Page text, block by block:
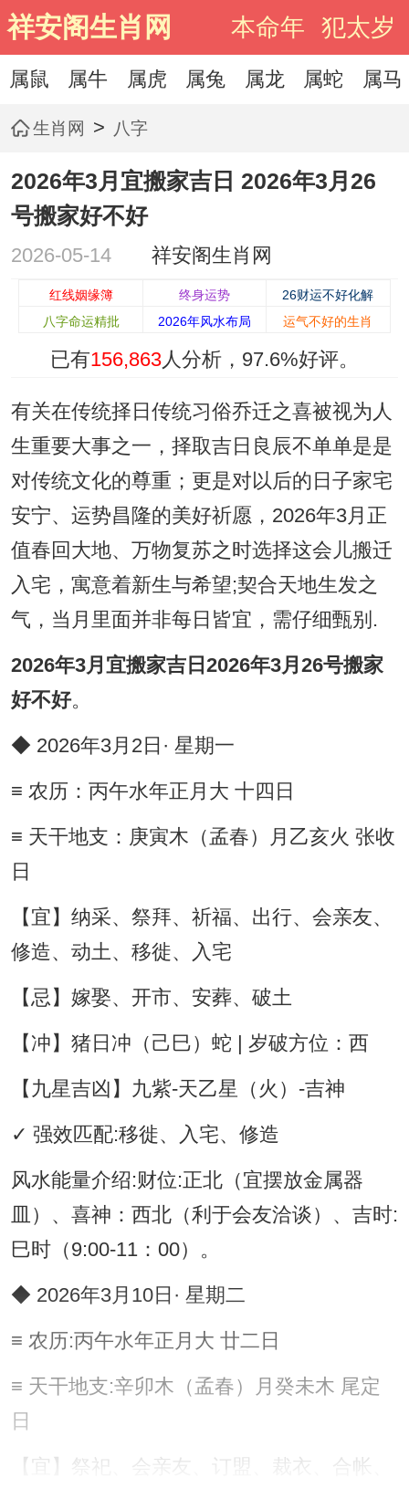
祥安阁生肖网 本命年 犯太岁
属鼠 属牛 属虎 属兔 属龙 属蛇 属马
生肖网 > 八字
2026年3月宜搬家吉日 2026年3月26
号搬家好不好
2026-05-14 祥安阁生肖网
红线姻缘簿 终身运势
26财运不好化解
八字命运精批
2026年风水布局 运气不好的生肖
已有156,863人分析， 97.6%好评。
有关在传统择日传统习俗乔迁之喜被视为人
生重要大事之一，择取吉日良辰不单单是是
对传统文化的尊重；更是对以后的日子家宅
安宁、运势昌隆的美好祈愿，2026年3月正
值春回大地、万物复苏之时选择这会儿搬迁
入宅，寓意着新生与希望;契合天地生发之
气，当月里面并非每日皆宜，需仔细甄别.
2026年3月宜搬家吉日2026年3月26号搬家
好不好。
◆ 2026年3月2日· 星期一
≡ 农历：丙午水年正月大 十四日
≡ 天干地支：庚寅木（孟春）月乙亥火 张收
日
【宜】纳采、祭拜、祈福、出行、会亲友、
修造、动土、移徙、入宅
【忌】嫁娶、开市、安葬、破土
【冲】猪日冲（己巳）蛇 | 岁破方位：西
【九星吉凶】九紫-天乙星（火）-吉神
✓ 强效匹配:移徙、入宅、修造
风水能量介绍:财位:正北（宜摆放金属器
皿）、喜神：西北（利于会友洽谈）、吉时:
巳时（9:00-11：00）。
◆ 2026年3月10日· 星期二
≡ 农历:丙午水年正月大 廿二日
≡ 天干地支:辛卯木（孟春）月癸未木 尾定
日
【宜】祭祀、会亲友、订盟、裁衣、合帐、